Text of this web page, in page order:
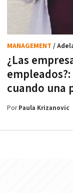
¿Las
cuando una
MANAGEMENT /
PorPaula Krizanovic